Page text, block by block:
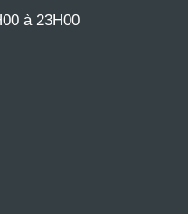
à 23H00